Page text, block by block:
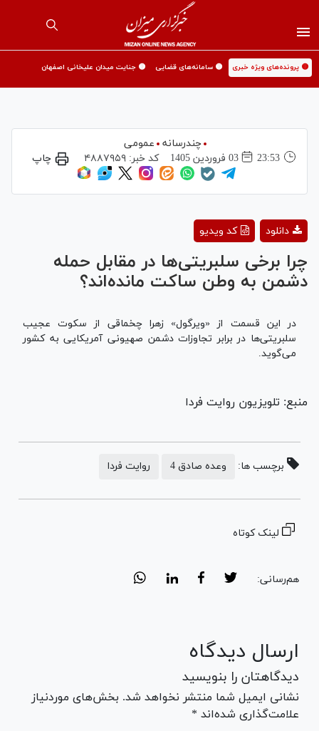
🟡 پرونده‌های ویژه خبری 🟡 سامانه‌های قضایی 🟡 جنایت میدان علیخانی اصفهان
چندرسانه
عمومی
23:53
03 فروردين 1405 کد خبر: ۴۸۸۷۹۵۹ چاپ
Video
کد ویدیو دانلود
چرا برخی سلبریتی‌ها در مقابل حمله
دشمن به وطن ساکت مانده‌اند؟
در این قسمت از «ویرگول» زهرا چخماقی از سکوت عجیب
سلبریتی‌ها در برابر تجاوزات دشمن صهیونی آمریکایی به کشور
می‌گوید.
منبع: تلویزیون روایت فردا
برچسب ها: وعده صادق 4 روایت فردا
لینک کوتاه
هم‌رسانی:
ارسال دیدگاه
دیدگاهتان را بنویسید
نشانی ایمیل شما منتشر نخواهد شد. بخش‌های موردنیاز
علامت‌گذاری شده‌اند *